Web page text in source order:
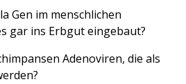
Gen im menschlichen
gar ins Erbgut eingebaut?
Adenoviren, die als